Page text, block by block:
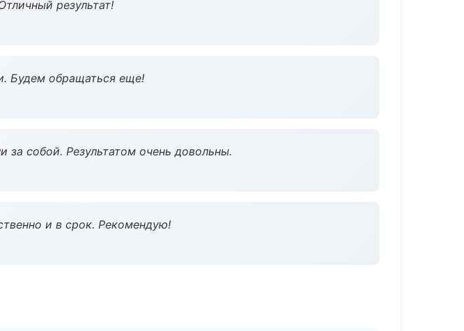
результат!
Будем обращаться еще!
за собой. Результатом очень довольны.
и в срок. Рекомендую!